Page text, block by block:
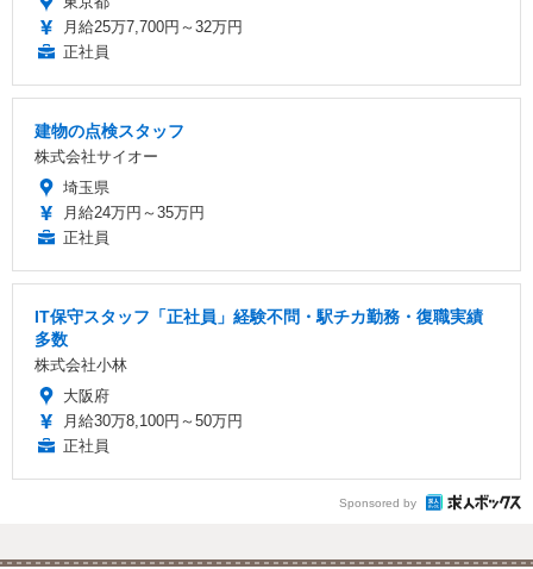
月給25万7,700円～32万円
正社員
建物の点検スタッフ
株式会社サイオー
埼玉県
月給24万円～35万円
正社員
IT保守スタッフ「正社員」経験不問・駅チカ勤務・復職実績
多数
株式会社小林
大阪府
月給30万8,100円～50万円
正社員
Sponsored by